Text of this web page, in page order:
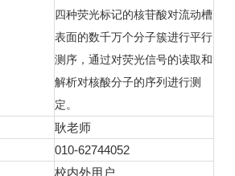
四种荧光标记的核苷酸对流动槽
表面的数千万个分子簇进行平行
测序，通过对荧光信号的读取和
解析对核酸分子的序列进行测
定。
耿老师
010-62744052
校内外用户